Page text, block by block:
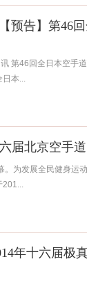
【预告】第46
第46回全日本空手
日本...
届北京空手
为发展全民健身运
201...
年十六届极